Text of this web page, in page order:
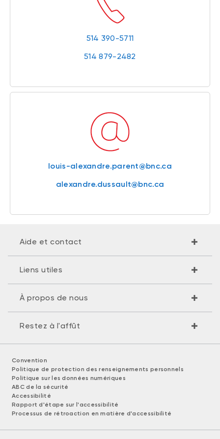
514 390-5711
514 879-2482
louis-alexandre.parent@bnc.ca
alexandre.dussault@bnc.ca
Aide et contact
Liens utiles
À propos de nous
Restez à l'affût
Convention
Politique de protection des renseignements personnels
Politique sur les données numériques
ABC de la sécurité
Accessibilité
Rapport d'étape sur l'accessibilité
Processus de rétroaction en matière d'accessibilité